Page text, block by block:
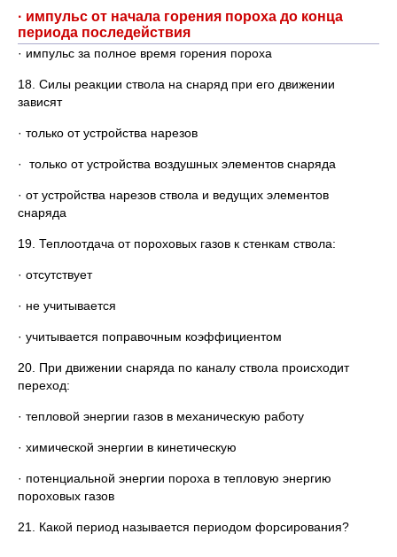
· импульс от начала горения пороха до конца
периода последействия
· импульс за полное время горения пороха
18. Силы реакции ствола на снаряд при его движении
зависят
· только от устройства нарезов
· только от устройства воздушных элементов снаряда
· от устройства нарезов ствола и ведущих элементов
снаряда
19. Теплоотдача от пороховых газов к стенкам ствола:
· отсутствует
· не учитывается
· учитывается поправочным коэффициентом
20. При движении снаряда по каналу ствола происходит
переход:
· тепловой энергии газов в механическую работу
· химической энергии в кинетическую
· потенциальной энергии пороха в тепловую энергию
пороховых газов
21. Какой период называется периодом форсирования?